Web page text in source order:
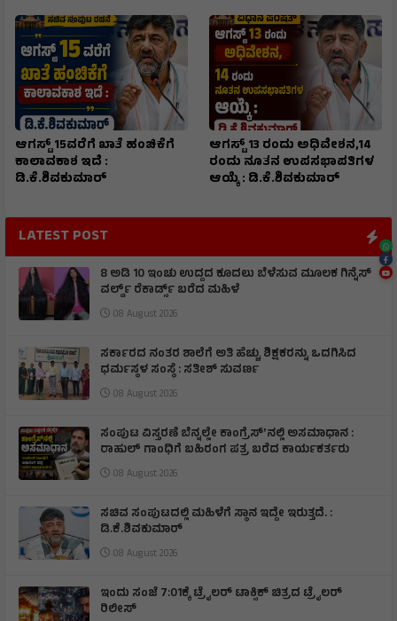
ಆಗಸ್ಟ್ 15ವರೆಗೆ ಖಾತೆ ಹಂಚಿಕೆಗೆ
ಕಾಲಾವಕಾಶ ಇದೆ :
ಡಿ.ಕೆ.ಶಿವಕುಮಾರ್
ಆಗಸ್ಟ್ 13 ರಂದು ಅಧಿವೇಶನ,14
ರಂದು ನೂತನ ಉಪಸಭಾಪತಿಗಳ
ಆಯ್ಕೆ : ಡಿ.ಕೆ.ಶಿವಕುಮಾರ್
LATEST POST
8 ಅಡಿ 10 ಇಂಚು ಉದ್ದದ ಕೂದಲು ಬೆಳೆಸುವ ಮೂಲಕ ಗಿನ್ನೆಸ್
ವರ್ಲ್ಡ್ ರೆಕಾರ್ಡ್ಸ್ ಬರೆದ ಮಹಿಳೆ
08 August 2026
ಸರ್ಕಾರದ ನಂತರ ಶಾಲೆಗೆ ಅತಿ ಹೆಚ್ಚು ಶಿಕ್ಷಕರನ್ನು ಒದಗಿಸಿದ
ಧರ್ಮಸ್ಥಳ ಸಂಸ್ಥೆ : ಸತೀಶ್ ಸುವರ್ಣ
08 August 2026
ಸಂಪುಟ ವಿಸ್ತರಣೆ ಬೆನ್ನಲ್ಲೇ ಕಾಂಗ್ರೆಸ್ʼನಲ್ಲಿ ಅಸಮಾಧಾನ :
ರಾಹುಲ್ ಗಾಂಧಿಗೆ ಬಹಿರಂಗ ಪತ್ರ ಬರೆದ ಕಾರ್ಯಕರ್ತರು
08 August 2026
ಸಚಿವ ಸಂಪುಟದಲ್ಲಿ ಮಹಿಳೆಗೆ ಸ್ಥಾನ ಇದ್ದೇ ಇರುತ್ತದೆ. :
ಡಿ.ಕೆ.ಶಿವಕುಮಾರ್
08 August 2026
ಇಂದು ಸಂಜೆ 7:01ಕ್ಕೆ ಟ್ರೈಲರ್ ಟಾಕ್ಸಿಕ್ ಚಿತ್ರದ ಟ್ರೈಲರ್
ರಿಲೀಸ್